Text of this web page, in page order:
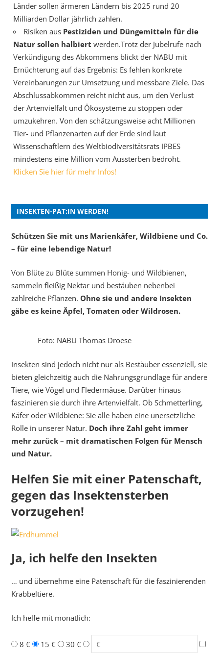
Länder sollen ärmeren Ländern bis 2025 rund 20
Milliarden Dollar jährlich zahlen.
Risiken aus Pestiziden und Düngemitteln für die
Natur sollen halbiert werden.Trotz der Jubelrufe nach
Verkündigung des Abkommens blickt der NABU mit
Ernüchterung auf das Ergebnis: Es fehlen konkrete
Vereinbarungen zur Umsetzung und messbare Ziele. Das
Abschlussabkommen reicht nicht aus, um den Verlust
der Artenvielfalt und Ökosysteme zu stoppen oder
umzukehren. Von den schätzungsweise acht Millionen
Tier- und Pflanzenarten auf der Erde sind laut
Wissenschaftlern des Weltbiodiversitätsrats IPBES
mindestens eine Million vom Aussterben bedroht.
Klicken Sie hier für mehr Infos!
INSEKTEN-PAT:IN WERDEN!
Schützen Sie mit uns Marienkäfer, Wildbiene und Co.
– für eine lebendige Natur!
Von Blüte zu Blüte summen Honig- und Wildbienen,
sammeln fleißig Nektar und bestäuben nebenbei
zahlreiche Pflanzen. Ohne sie und andere Insekten
gäbe es keine Äpfel, Tomaten oder Wildrosen.
Foto: NABU Thomas Droese
Insekten sind jedoch nicht nur als Bestäuber essenziell, sie
bieten gleichzeitig auch die Nahrungsgrundlage für andere
Tiere, wie Vögel und Fledermäuse. Darüber hinaus
faszinieren sie durch ihre Artenvielfalt. Ob Schmetterling,
Käfer oder Wildbiene: Sie alle haben eine unersetzliche
Rolle in unserer Natur. Doch ihre Zahl geht immer
mehr zurück – mit dramatischen Folgen für Mensch
und Natur.
Helfen Sie mit einer Patenschaft,
gegen das Insektensterben
vorzugehen!
Ja, ich helfe den Insekten
… und übernehme eine Patenschaft für die faszinierenden
Krabbeltiere.
Ich helfe mit monatlich:
8 € 15 €
30 €